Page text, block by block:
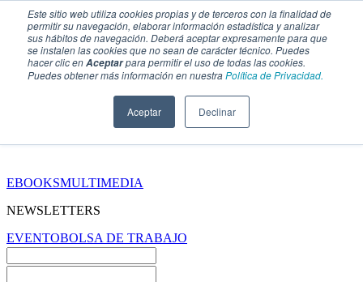
Este sitio web utiliza cookies propias y de terceros con la finalidad de
permitir su navegación, elaborar información estadística y analizar
sus hábitos de navegación. Deberá aceptar expresamente para que
se instalen las cookies que no sean de carácter técnico. Puedes
hacer clic enAceptarpara permitir el uso de todas las cookies.
Puedes obtener más información en nuestraPolítica de Privacidad.
Aceptar Declinar
EBOOKSMULTIMEDIA
NEWSLETTERS
EVENTOBOLSA DE TRABAJO